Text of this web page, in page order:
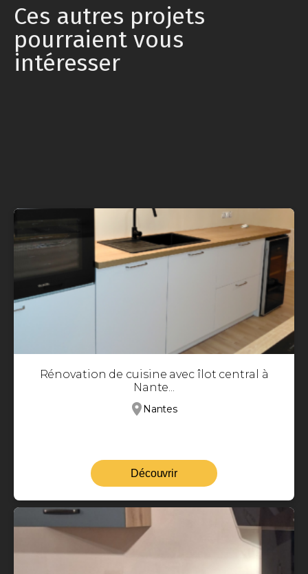
Ces autres projets
pourraient vous
intéresser
Rénovation de cuisine avec îlot central à
Nante...
Nantes
Découvrir